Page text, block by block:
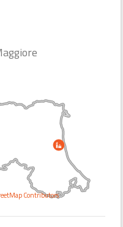
Contributors